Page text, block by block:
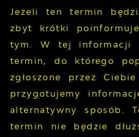
Jeżeli ten termin
zbyt krótki
tym. W tej informacji
termin, do którego
zgłoszone przez
przygotujemy
alternatywny sposób.
termin nie będzie